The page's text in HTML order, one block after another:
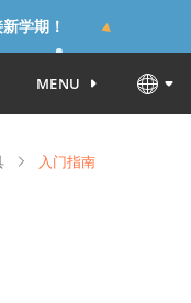
学期！
MENU
入门指南